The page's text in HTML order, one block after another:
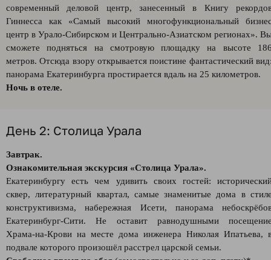
современный деловой центр, занесенный в Книгу
Гиннесса как «Самый высокий многофункциональный
центр в Урало-Сибирском и Центрально-Азиатском регионах».
сможете подняться на смотровую площадку на высоте
метров. Отсюда взору открывается поистине фантастический
панорама Екатеринбурга простирается вдаль на 25 километров.
Ночь в отеле.
День 2: Столица Урала
Завтрак.
Ознакомительная экскурсия «Столица Урала».
Екатеринбургу есть чем удивить своих гостей:
сквер, литературный квартал, самые знаменитые дома в
конструктивизма, набережная Исети, панорама
Екатеринбург-Сити. Не оставит равнодушными
Храма-на-Крови на месте дома инженера Николая Ипатьева,
подвале которого произошёл расстрел царской семьи.